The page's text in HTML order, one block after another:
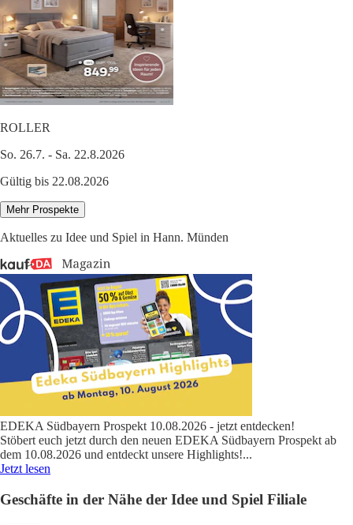
ROLLER
So. 26.7. - Sa. 22.8.2026
Gültig bis 22.08.2026
Mehr Prospekte
Aktuelles zu Idee und Spiel in Hann. Münden
EDEKA Südbayern Prospekt 10.08.2026 - jetzt entdecken!
Stöbert euch jetzt durch den neuen EDEKA Südbayern Prospekt ab
dem 10.08.2026 und entdeckt unsere Highlights!...
Jetzt lesen
Geschäfte in der Nähe der Idee und Spiel Filiale